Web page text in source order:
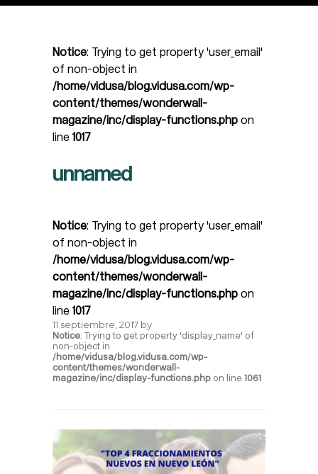
Notice: Trying to get property 'user_email'
of non-object in
/home/vidusa/blog.vidusa.com/wp-
content/themes/wonderwall-
magazine/inc/display-functions.php on
line 1017
unnamed
Notice: Trying to get property 'user_email'
of non-object in
/home/vidusa/blog.vidusa.com/wp-
content/themes/wonderwall-
magazine/inc/display-functions.php on
line 1017
11 septiembre, 2017 by
Notice: Trying to get property 'display_name' of
non-object in
/home/vidusa/blog.vidusa.com/wp-
content/themes/wonderwall-
magazine/inc/display-functions.php on line 1061